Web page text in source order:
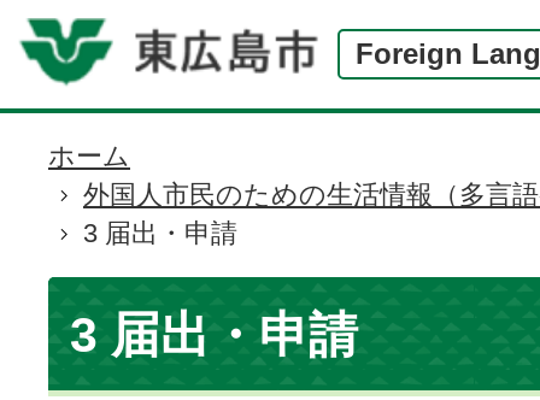
Foreign
現
在
の
位
置
ホーム
外国人市民のための生活情報（多言
3 届出・申請
3 届出・申請